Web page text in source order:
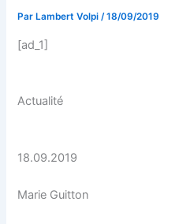
Par Lambert Volpi/18/09/2019
[ad_1]
Actualité
18.09.2019
Marie Guitton